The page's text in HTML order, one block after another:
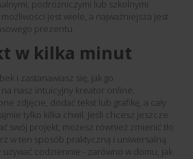
podróżniczymi lub szkolnymi
jest wiele, a najważniejsza jest
prezentu.
w kilka minut
i zastanawiasz się, jak go
nasz intuicyjny kreator online.
zdjęcie, dodać tekst lub grafikę, a cały
tylko kilka chwil. Jeśli chcesz jeszcze
swój projekt, możesz również zmienić tło
w ten sposób praktyczną i uniwersalną
używać codziennie - zarówno w domu, jak